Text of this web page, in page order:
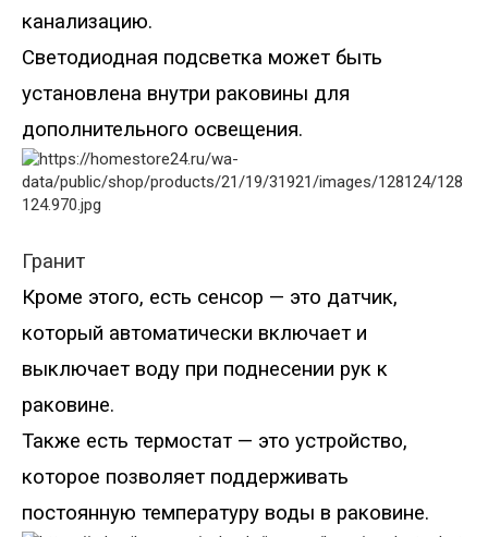
канализацию.
Светодиодная подсветка может быть
установлена внутри раковины для
дополнительного освещения.
Гранит
Кроме этого, есть сенсор — это датчик,
который автоматически включает и
выключает воду при поднесении рук к
раковине.
Также есть термостат — это устройство,
которое позволяет поддерживать
постоянную температуру воды в раковине.